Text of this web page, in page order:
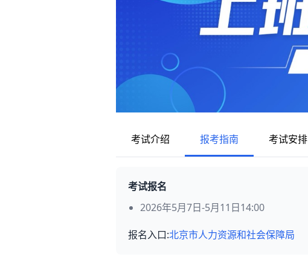
考试介绍 报考指南 考试安排
考试报名
2026年5月7日-5月11日14:00
报名入口:北京市人力资源和社会保障局